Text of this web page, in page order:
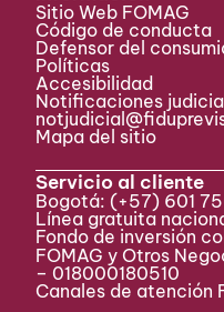
de
20
Sitio Web FOMAG
Código de conducta
Defensor del
Políticas
Accesibilidad
Notificaciones
Mapa del sitio
Servicio al cliente
Bogotá: (+57) 601
Línea gratuita
Fondo de inversión
FOMAG y Otros
– 018000180510
Canales de atención